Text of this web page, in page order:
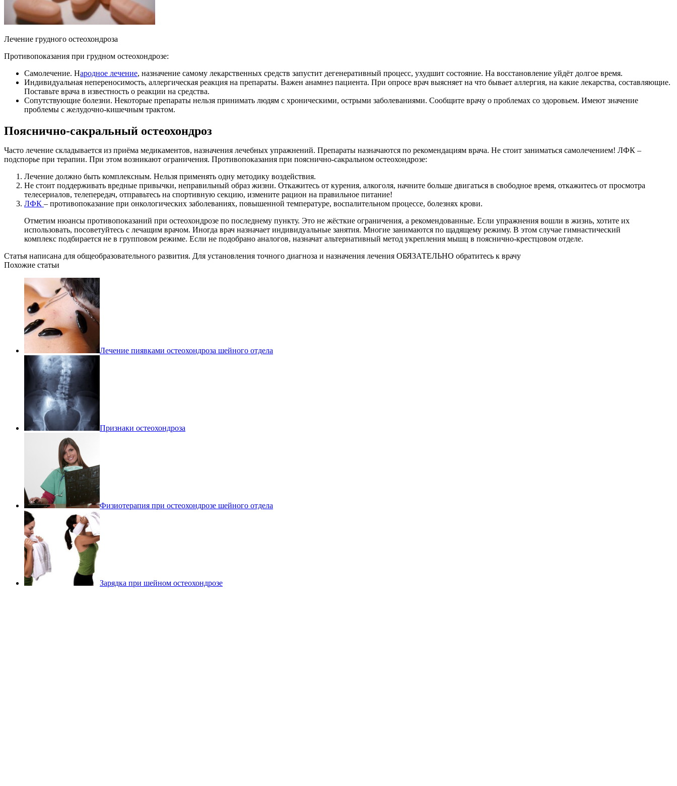
Лечение грудного остеохондроза
Противопоказания при грудном остеохондрозе:
Самолечение. Народное лечение, назначение самому лекарственных средств запустит дегенеративный процесс, ухудшит состояние. На восстановление уйдёт долгое время.
Индивидуальная непереносимость, аллергическая реакция на препараты. Важен анамнез пациента. При опросе врач выясняет на что бывает аллергия, на какие лекарства, составляющие.
Поставьте врача в известность о реакции на средства.
Сопутствующие болезни. Некоторые препараты нельзя принимать людям с хроническими, острыми заболеваниями. Сообщите врачу о проблемах со здоровьем. Имеют значение
проблемы с желудочно-кишечным трактом.
Пояснично-сакральный остеохондроз
Часто лечение складывается из приёма медикаментов, назначения лечебных упражнений. Препараты назначаются по рекомендациям врача. Не стоит заниматься самолечением! ЛФК –
подспорье при терапии. При этом возникают ограничения. Противопоказания при пояснично-сакральном остеохондрозе:
Лечение должно быть комплексным. Нельзя применять одну методику воздействия.
Не стоит поддерживать вредные привычки, неправильный образ жизни. Откажитесь от курения, алкоголя, начните больше двигаться в свободное время, откажитесь от просмотра
телесериалов, телепередач, отправьтесь на спортивную секцию, измените рацион на правильное питание!
ЛФК – противопоказание при онкологических заболеваниях, повышенной температуре, воспалительном процессе, болезнях крови.
Отметим нюансы противопоказаний при остеохондрозе по последнему пункту. Это не жёсткие ограничения, а рекомендованные. Если упражнения вошли в жизнь, хотите их
использовать, посоветуйтесь с лечащим врачом. Иногда врач назначает индивидуальные занятия. Многие занимаются по щадящему режиму. В этом случае гимнастический
комплекс подбирается не в групповом режиме. Если не подобрано аналогов, назначат альтернативный метод укрепления мышц в пояснично-крестцовом отделе.
Статья написана для общеобразовательного развития. Для установления точного диагноза и назначения лечения ОБЯЗАТЕЛЬНО обратитесь к врачу
Похожие статьи
Лечение пиявками остеохондроза шейного отдела
Признаки остеохондроза
Физиотерапия при остеохондрозе шейного отдела
Зарядка при шейном остеохондрозе